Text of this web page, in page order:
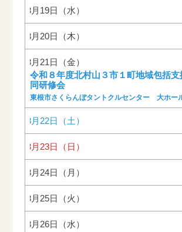
年8月19日（水）
年8月20日（木）
年8月21日（金）
令和８年度北村山３市１町地域包括
同研修会
東根市さくらんぼタントクルセンター 大ホー
年8月22日（土）
年8月23日（日）
年8月24日（月）
年8月25日（火）
年8月26日（水）